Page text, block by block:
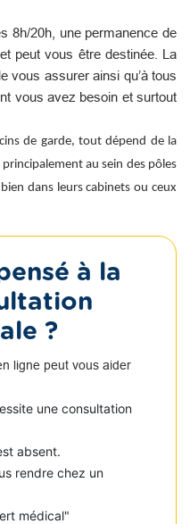
8h/20h, une permanence de
peut vous être destinée. La
vous assurer ainsi qu’à tous
vous avez besoin et surtout
de garde, tout dépend de la
au sein des pôles
dans leurs cabinets ou ceux
à la
?
ligne peut vous aider
une consultation
absent.
rendre chez un
médical"